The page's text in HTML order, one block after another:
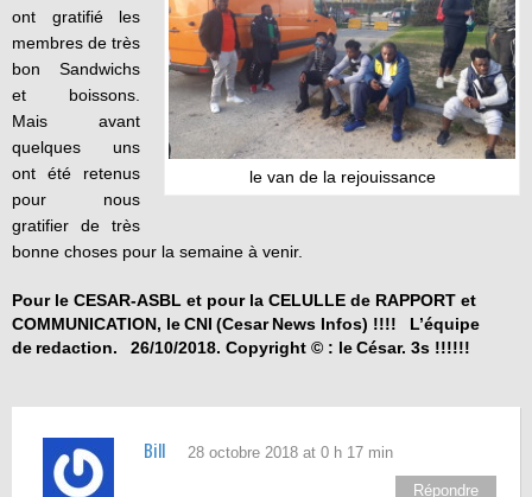
le van de la rejouissance
ont gratifié les
membres de très
bon Sandwichs
et boissons.
Mais avant
quelques uns
ont été retenus
pour nous
gratifier de très
bonne choses pour la semaine à venir.
Pour le CESAR-ASBL et pour la CELULLE de RAPPORT et
COMMUNICATION, le CNI (CesarNews Infos) !!!!
L’équipe
de redaction. 26/10/2018. Copyright © : leCésar. 3s !!!!!!
Bill 28 octobre 2018 at 0 h 17 min
Répondre